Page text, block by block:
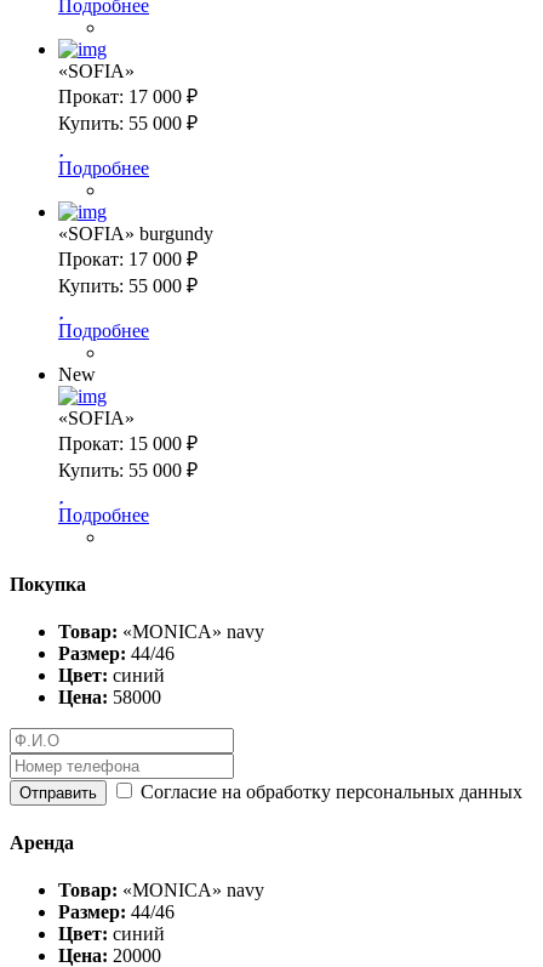
Подробнее
«SOFIA»
Прокат: 17 000 ₽
Купить: 55 000 ₽
Подробнее
«SOFIA» burgundy
Прокат: 17 000 ₽
Купить: 55 000 ₽
Подробнее
New
«SOFIA»
Прокат: 15 000 ₽
Купить: 55 000 ₽
Подробнее
Покупка
Товар: «MONICA» navy
Размер: 44/46
Цвет: синий
Цена: 58000
Отправить Согласие на обработку персональных данных
Аренда
Товар: «MONICA» navy
Размер: 44/46
Цвет: синий
Цена: 20000